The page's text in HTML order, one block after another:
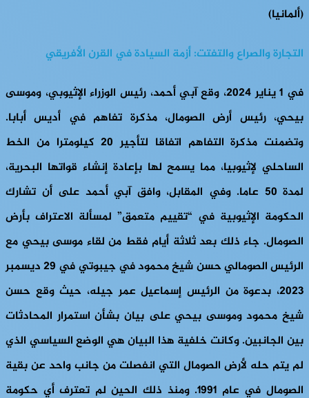
(ألمانيا)
التجارة والصراع والتفتت: أزمة السيادة في القرن الأفريقي
في 1 يناير 2024، وقع آبي أحمد، رئيس الوزراء الإثيوبي، وموسى
بيحي، رئيس أرض الصومال، مذكرة تفاهم في أديس أبابا.
وتضمنت مذكرة التفاهم اتفاقا لتأجير 20 كيلومترا من الخط
الساحلي لإثيوبيا، مما يسمح لها بإعادة إنشاء قواتها البحرية،
لمدة 50 عاما. وفي المقابل، وافق آبي أحمد على أن تشارك
الحكومة الإثيوبية في “تقييم متعمق” لمسألة الاعتراف بأرض
الصومال. جاء ذلك بعد ثلاثة أيام فقط من لقاء موسى بيحي مع
الرئيس الصومالي حسن شيخ محمود في جيبوتي في 29 ديسمبر
2023، بدعوة من الرئيس إسماعيل عمر جيله، حيث وقع حسن
شيخ محمود وموسى بيحي على بيان بشأن استمرار المحادثات
بين الجانبين. وكانت خلفية هذا البيان هي الوضع السياسي الذي
لم يتم حله لأرض الصومال التي انفصلت من جانب واحد عن بقية
الصومال في عام 1991. ومنذ ذلك الحين لم تعترف أي حكومة